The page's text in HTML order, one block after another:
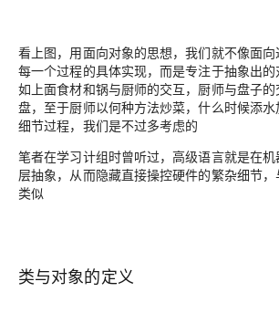
看上图，用面向对象的思想，我们就不像面
每一个过程的具体实现，而是专注于抽象出的
如上面食材和锅与厨师的交互，厨师与盘子
盘，至于厨师以何种方法炒菜，什么时候添
细节过程，我们是不过多考虑的
笔者在学习计组时曾听过，高级语言就是在
层抽象，从而隐藏直接操控硬件的繁杂细节
类似
类与对象的定义